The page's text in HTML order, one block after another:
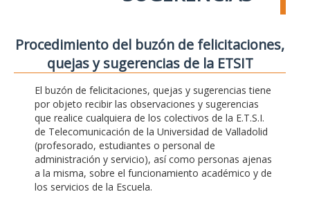
Procedimiento del buzón de felicitaciones,
quejas y sugerencias de la ETSIT
El buzón de felicitaciones, quejas y sugerencias tiene
por objeto recibir las observaciones y sugerencias
que realice cualquiera de los colectivos de la E.T.S.I.
de Telecomunicación de la Universidad de Valladolid
(profesorado, estudiantes o personal de
administración y servicio), así como personas ajenas
a la misma, sobre el funcionamiento académico y de
los servicios de la Escuela.